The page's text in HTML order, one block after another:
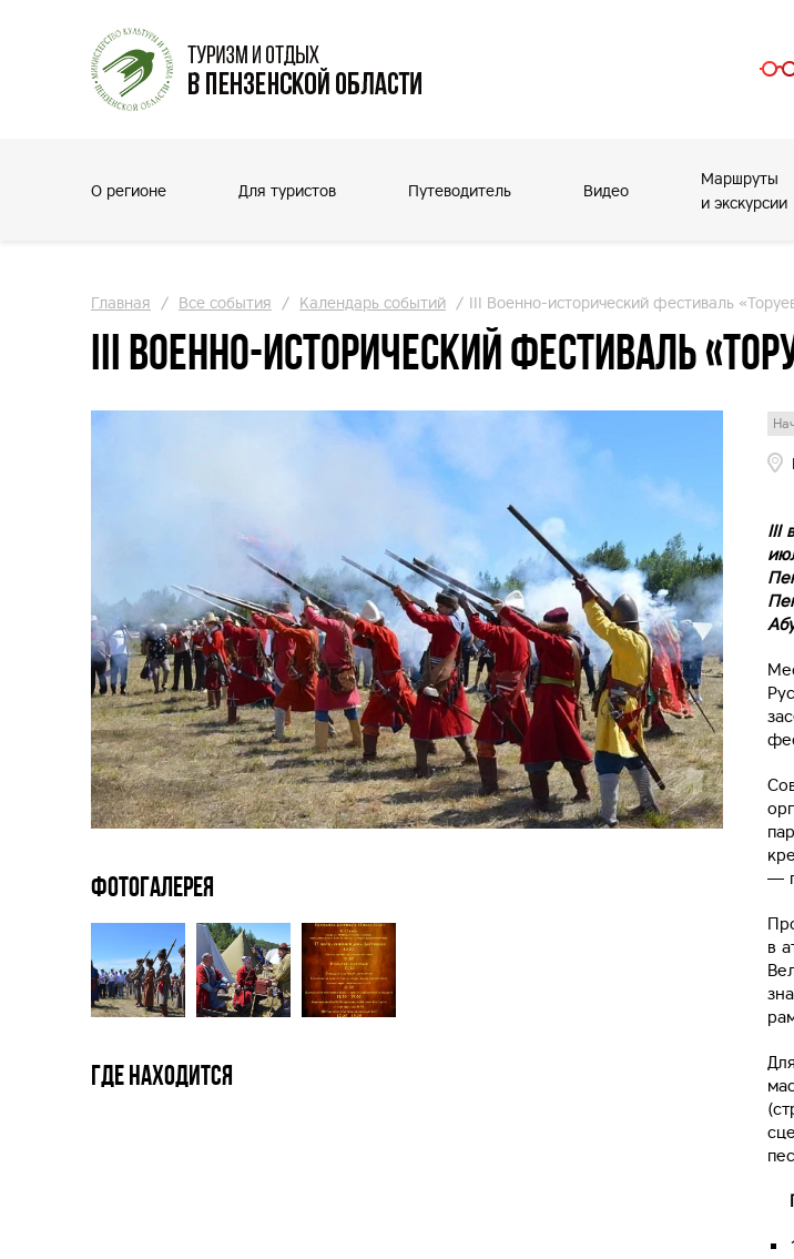
О регионе Для туристов Путеводитель Видео
Маршруты
и экскурсии
Главная / Все события / Календарь событий / III Военно-исторический фестиваль
III Военно-исторический фестиваль
Фотогалерея
Где находится
III
—
в